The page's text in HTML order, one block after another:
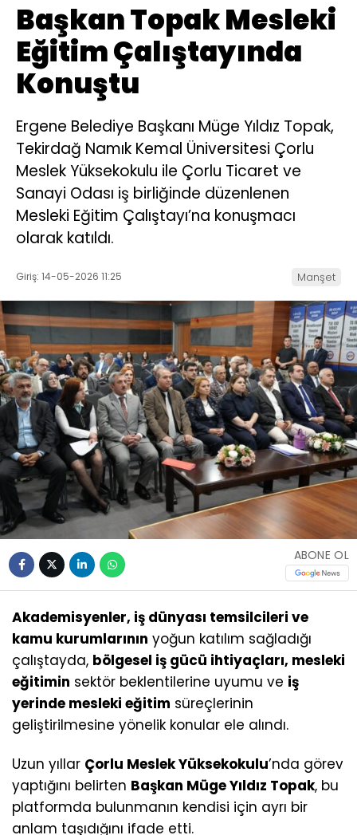
Başkan Topak Mesleki
Eğitim Çalıştayında
Konuştu
Ergene Belediye Başkanı Müge Yıldız Topak,
Tekirdağ Namık Kemal Üniversitesi Çorlu
Meslek Yüksekokulu ile Çorlu Ticaret ve
Sanayi Odası iş birliğinde düzenlenen
Mesleki Eğitim Çalıştayı’na konuşmacı
olarak katıldı.
Giriş: 14-05-2026 11:25 Manşet
ABONE OL
Akademisyenler, iş dünyası temsilcileri ve
kamu kurumlarının yoğun katılım sağladığı
çalıştayda, bölgesel iş gücü ihtiyaçları, mesleki
eğitimin sektör beklentilerine uyumu ve iş
yerinde mesleki eğitim süreçlerinin
geliştirilmesine yönelik konular ele alındı.
Uzun yıllar Çorlu Meslek Yüksekokulu’nda görev
yaptığını belirten Başkan Müge Yıldız Topak, bu
platformda bulunmanın kendisi için ayrı bir
anlam taşıdığını ifade etti.